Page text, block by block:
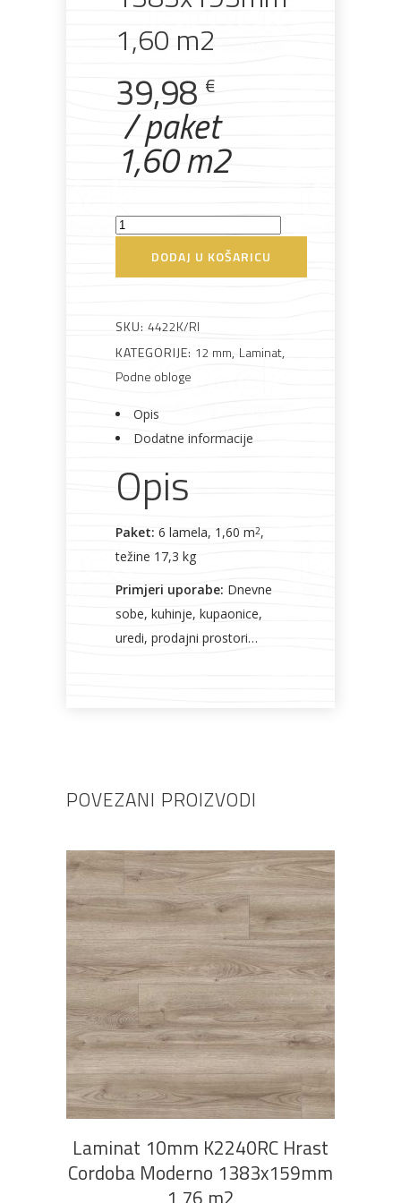
Metalna
galanterija
Elektromaterijal
1,60 m2
39,98 €
/ paket
1,60 m2
Laminat
Beton
1383x193mm
1,60
količina
DODAJ U KOŠARICU
SKU: 4422K/RI
KATEGORIJE: 12 mm, Laminat,
Podne obloge
Opis
Dodatne informacije
Opis
Paket: 6 lamela, 1,60 m2,
težine 17,3 kg
Primjeri uporabe: Dnevne
sobe, kuhinje, kupaonice,
uredi, prodajni prostori…
POVEZANI PROIZVODI
DODAJ U KOŠARICU
Laminat 10mm K2240RC Hrast
Cordoba Moderno 1383x159mm